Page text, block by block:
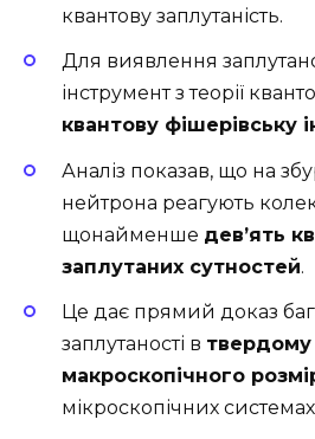
квантову заплутаність.
Для виявлення
інструмент з теорії
квантову фішерівську
Аналіз показав, що на
нейтрона реагують
щонайменше дев’ять
заплутаних сутностей.
Це дає прямий доказ
заплутаності в твердому
макроскопічного
мікроскопічних